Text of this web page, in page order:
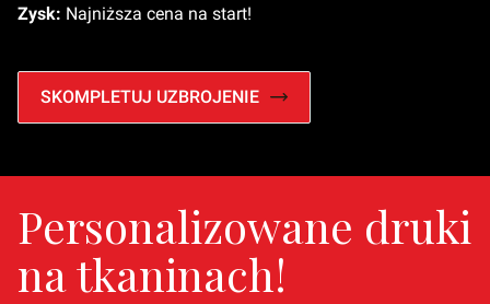
Zysk: Najniższa cena na start!
SKOMPLETUJ UZBROJENIE
Personalizowane druki
na tkaninach!